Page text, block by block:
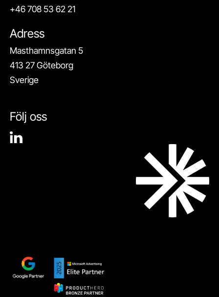
+46 708 53 62 21
Adress
Masthamnsgatan 5
413 27 Göteborg
Sverige
Följ oss